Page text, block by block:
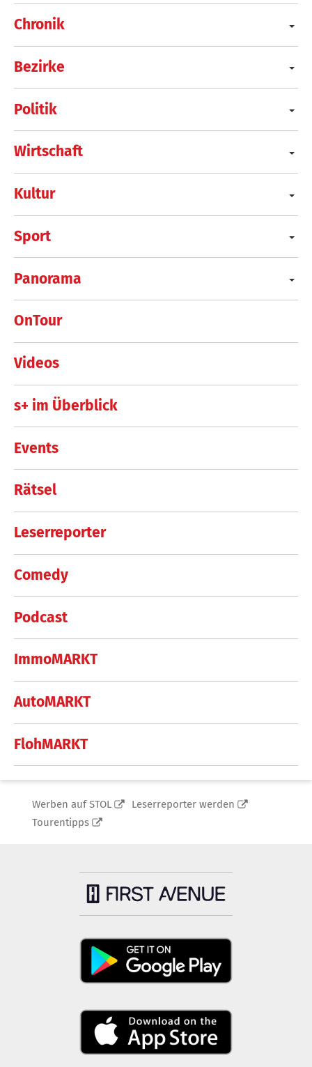
Chronik
Bezirke
Politik
Wirtschaft
Kultur
Sport
Panorama
OnTour
Videos
s+ im Überblick
Events
Rätsel
Leserreporter
Comedy
Podcast
ImmoMARKT
AutoMARKT
FlohMARKT
Werben auf STOL
Leserreporter werden
Tourentipps